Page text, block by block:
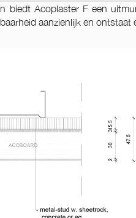
biedt Acoplaster F een
aanzienlijk en